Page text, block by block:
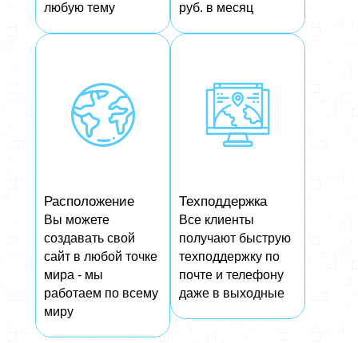
любую тему
руб. в месяц
Расположение
Вы можете
создавать свой
сайт в любой точке
мира - мы
работаем по всему
миру
Техподдержка
Все клиенты
получают быструю
техподдержку по
почте и телефону
даже в выходные